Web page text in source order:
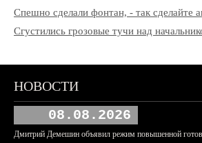
Спешно сделали фонтан, - так сделайте
Сгустились грозовые тучи над
НОВОСТИ
08.08.2026
Дмитрий Демешин объявил режим повышенной